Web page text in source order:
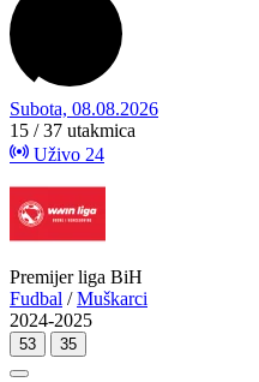
Subota, 08.08.2026
15 / 37 utakmica
Uživo 24
Premijer liga BiH
Fudbal /Muškarci
2024-2025
53 35